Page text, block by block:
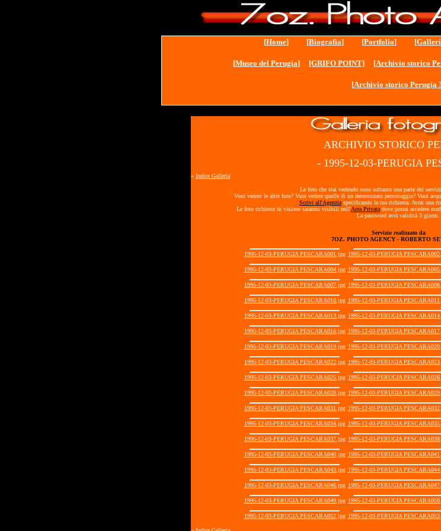
[Home] [Biografia] [Portfolio] [
[Museo del Perugia] [GRIFO POINT] [Archivio storico
[Archivio storico Perugia
ARCHIVIO STORICO
- 1995-12-03-PERUGIA
« Indice Galleria
Le foto che stai vedendo sono soltanto una parte del
Vuoi vedere le altre foto? Vuoi vedere quelle di un determinato personaggio? Vuoi
Scrivi all'Agenzia specificando la tua richiesta. Avrai una
Le foto richieste in visione saranno visibili nell'Area Privata dove potrai accedere
La password avrà validità 3 giorni.
Servizio realizzato da
7OZ. PHOTO AGENCY - ROBERTO
1995-12-03-PERUGIA PESCARA001.jpg 1995-12-03-PERUGIA
1995-12-03-PERUGIA PESCARA004.jpg 1995-12-03-PERUGIA
1995-12-03-PERUGIA PESCARA007.jpg 1995-12-03-PERUGIA
1995-12-03-PERUGIA PESCARA010.jpg 1995-12-03-PERUGIA
1995-12-03-PERUGIA PESCARA013.jpg 1995-12-03-PERUGIA
1995-12-03-PERUGIA PESCARA016.jpg 1995-12-03-PERUGIA
1995-12-03-PERUGIA PESCARA019.jpg 1995-12-03-PERUGIA
1995-12-03-PERUGIA PESCARA022.jpg 1995-12-03-PERUGIA
1995-12-03-PERUGIA PESCARA025.jpg 1995-12-03-PERUGIA
1995-12-03-PERUGIA PESCARA028.jpg 1995-12-03-PERUGIA
1995-12-03-PERUGIA PESCARA031.jpg 1995-12-03-PERUGIA
1995-12-03-PERUGIA PESCARA034.jpg 1995-12-03-PERUGIA
1995-12-03-PERUGIA PESCARA037.jpg 1995-12-03-PERUGIA
1995-12-03-PERUGIA PESCARA040.jpg 1995-12-03-PERUGIA
1995-12-03-PERUGIA PESCARA043.jpg 1995-12-03-PERUGIA
1995-12-03-PERUGIA PESCARA046.jpg 1995-12-03-PERUGIA
1995-12-03-PERUGIA PESCARA049.jpg 1995-12-03-PERUGIA
1995-12-03-PERUGIA PESCARA052.jpg 1995-12-03-PERUGIA